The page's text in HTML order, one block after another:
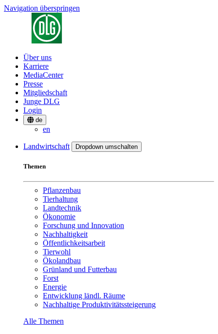
Navigation überspringen
Über uns
Karriere
MediaCenter
Presse
Mitgliedschaft
Junge DLG
Login
de
en
Landwirtschaft Dropdown umschalten
Themen
Pflanzenbau
Tierhaltung
Landtechnik
Ökonomie
Forschung und Innovation
Nachhaltigkeit
Öffentlichkeitsarbeit
Tierwohl
Ökolandbau
Grünland und Futterbau
Forst
Energie
Entwicklung ländl. Räume
Nachhaltige Produktivitätssteigerung
Alle Themen